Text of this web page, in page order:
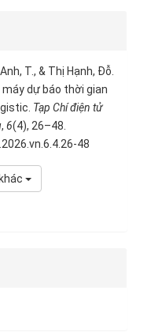
T., & Thị Hạnh, Đỗ.
máy dự báo thời gian
Tạp Chí điện tử
, 6(4), 26–48.
48